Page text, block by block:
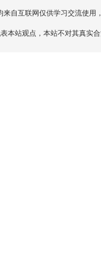
自互联网仅供学习交流使
站观点，本站不对其真实